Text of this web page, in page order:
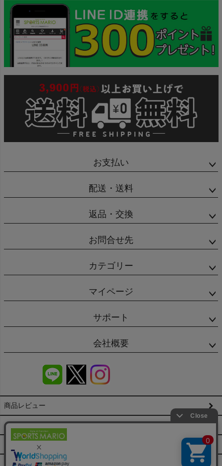
お支払い
配送・送料
返品・交換
お問合せ先
カテゴリー
マイページ
サポート
会社概要
商品レビュー
会社概要（HP）
特定商取引法に基づく表示